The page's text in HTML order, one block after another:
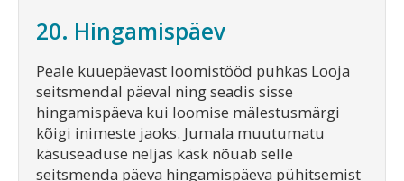
20. Hingamispäev
Peale kuuepäevast loomistööd puhkas Looja
seitsmendal päeval ning seadis sisse
hingamispäeva kui loomise mälestusmärgi
kõigi inimeste jaoks. Jumala muutumatu
käsuseaduse neljas käsk nõuab selle
seitsmenda päeva hingamispäeva pühitsemist